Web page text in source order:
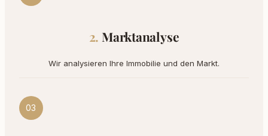
Marktanalyse
Wir analysieren Ihre Immobilie und den Markt.
03